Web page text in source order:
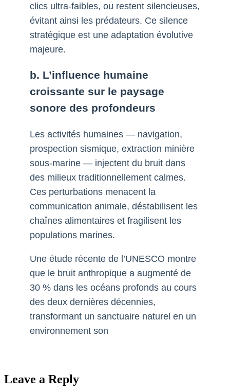
clics ultra-faibles, ou restent silencieuses,
évitant ainsi les prédateurs. Ce silence
stratégique est une adaptation évolutive
majeure.
b. L’influence humaine
croissante sur le paysage
sonore des profondeurs
Les activités humaines — navigation,
prospection sismique, extraction minière
sous-marine — injectent du bruit dans
des milieux traditionnellement calmes.
Ces perturbations menacent la
communication animale, déstabilisent les
chaînes alimentaires et fragilisent les
populations marines.
Une étude récente de l’UNESCO montre
que le bruit anthropique a augmenté de
30 % dans les océans profonds au cours
des deux dernières décennies,
transformant un sanctuaire naturel en un
environnement son
Leave a Reply